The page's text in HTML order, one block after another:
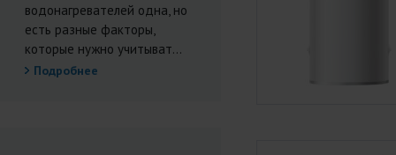
водонагревателей одна, но
есть разные факторы,
которые нужно учитыват...
Подробнее